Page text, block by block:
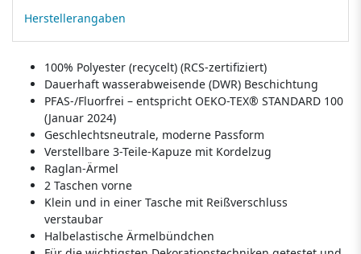
Herstellerangaben
100% Polyester (recycelt) (RCS-zertifiziert)
Dauerhaft wasserabweisende (DWR) Beschichtung
PFAS-/Fluorfrei – entspricht OEKO-TEX® STANDARD 100
(Januar 2024)
Geschlechtsneutrale, moderne Passform
Verstellbare 3-Teile-Kapuze mit Kordelzug
Raglan-Ärmel
2 Taschen vorne
Klein und in einer Tasche mit Reißverschluss
verstaubar
Halbelastische Ärmelbündchen